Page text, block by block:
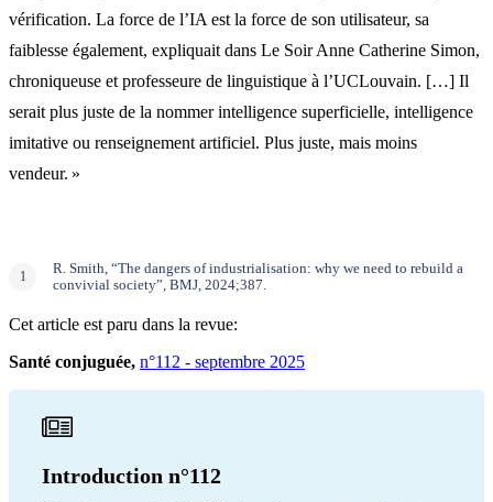
vérification. La force de l’IA est la force de son utilisateur, sa
faiblesse également, expliquait dans Le Soir Anne Catherine Simon,
chroniqueuse et professeure de linguistique à l’UCLouvain. […] Il
serait plus juste de la nommer intelligence superficielle, intelligence
imitative ou renseignement artificiel. Plus juste, mais moins
vendeur. »
R. Smith, “The dangers of industrialisation: why we need to rebuild a
convivial society”, BMJ, 2024;387.
Cet article est paru dans la revue:
Santé conjuguée, n°112 - septembre 2025
Introduction n°112